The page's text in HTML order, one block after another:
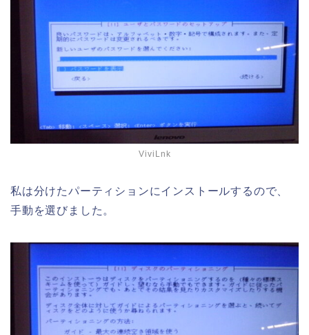
ViviLnk
私は分けたパーティションにインストールするので、
手動を選びました。